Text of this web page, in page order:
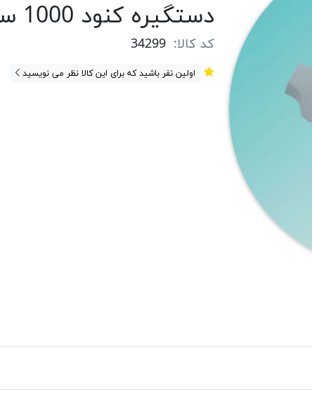
دستگیره کنود 1000 سفید فابریک
کد کالا: 34299
اولین نفر باشید که برای این کالا نظر می نویسید